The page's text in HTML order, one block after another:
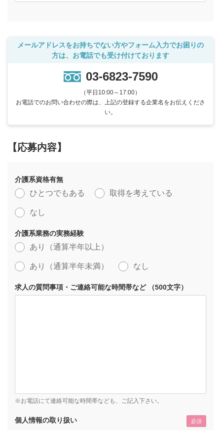
メールアドレスをお持ちでない方やフォーム入力でお困りの
方は、お電話でも受け付けております
03-6823-7590
（平日10:00～17:00）
お電話でのお問い合わせの際は、上記の登録する企業名をお伝えくださ
い。
【応募内容】
介護系資格有無
ひとつでもある 取得を考えている
なし
介護系業務の実務経験
あり（通算半年以上）
あり（通算半年未満） なし
求人の質問事項・ご連絡可能な時間帯など （500文字）
※お電話にて連絡可能な時間帯なども、ご記入下さい。
個人情報の取り扱い 必須